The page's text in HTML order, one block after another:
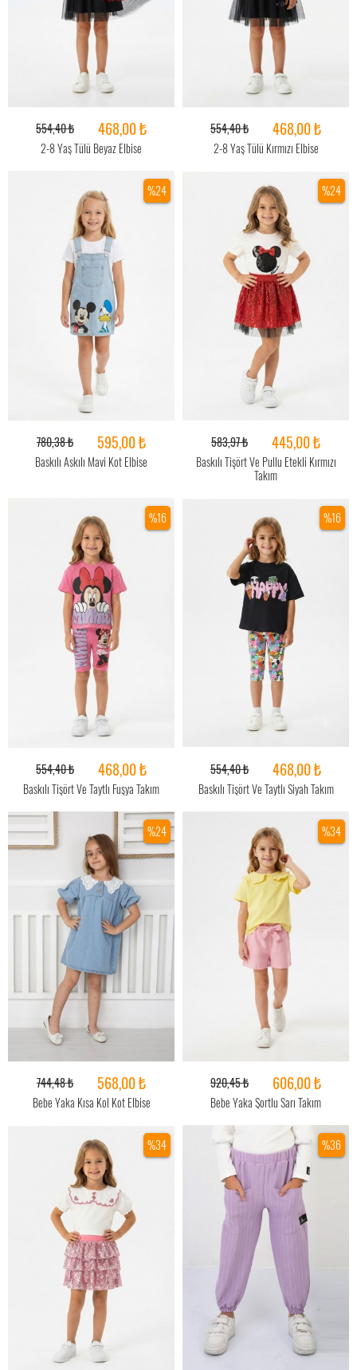
554,40 ₺ 468,00 ₺
2-8 Yaş Tülü Beyaz Elbise
554,40 ₺ 468,00 ₺
2-8 Yaş Tülü Kırmızı Elbise
%24
780,38 ₺ 595,00 ₺
Baskılı Askılı Mavi Kot Elbise
%24
583,97 ₺ 445,00 ₺
Baskılı Tişört Ve Pullu Etekli Kırmızı
Takım
%16
554,40 ₺ 468,00 ₺
Baskılı Tişört Ve Taytlı Fuşya Takım
%16
554,40 ₺ 468,00 ₺
Baskılı Tişört Ve Taytlı Siyah Takım
%24
744,48 ₺ 568,00 ₺
Bebe Yaka Kısa Kol Kot Elbise
%34
920,45 ₺ 606,00 ₺
Bebe Yaka Şortlu Sarı Takım
%34 %36